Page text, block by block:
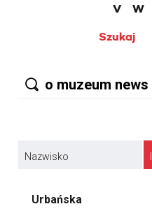
V
W
Szukaj
Nazwisko
Urbańska